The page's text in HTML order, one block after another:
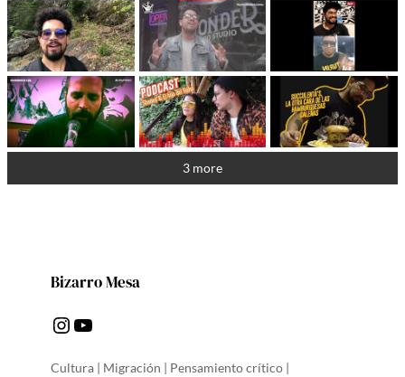
3 more
Bizarro Mesa
Instagram YouTube
Cultura | Migración | Pensamiento crítico |